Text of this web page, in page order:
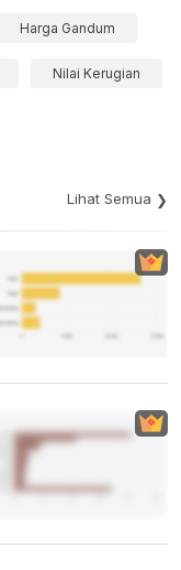
Harga Gandum
Nilai Kerugian
Lihat Semua